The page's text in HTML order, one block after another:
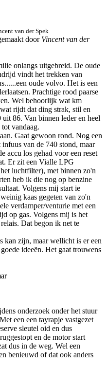
van der Spek
door Vincent van der
onlangs uitgebreid. De oude
vindt het trekken van
oude volvo. Het is een
Prachtige rood paarse
Wel behoorlijk wat km
rijdt dat ding strak, stil en
86. Van binnen leder en heel
vandaag.
Gaat gewoon rond. Nog een
van de 740 stond, maar
accu los gehad voor een reset
Er zit een Vialle LPG
luchtfilter), met binnen zo'n
heb ik die nog op benzine
Volgens mij start ie
kaas gegeten van zo'n
verdamper/venturie met een
op gas. Volgens mij is het
Dat begon ik net te
kan zijn, maar wellicht is er een
ideeën. Het gaat trouwens
onderzoek onder het stuur
een een tayrapje vastgezet
sleutel oid en dus
en de motor start
dus in de weg. Wel een
benieuwd of dat ook anders